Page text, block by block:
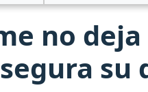
no
su